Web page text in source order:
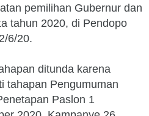
pemilihan Gubernur dan
tahun 2020, di Pendopo
6/20.
ditunda karena
tahapan Pengumuman
Paslon 1